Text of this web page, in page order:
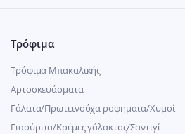
Τρόφιμα
Τρόφιμα Μπακαλικής
Αρτοσκευάσματα
Γάλατα/Πρωτεινούχα ροφηματα/Χυμοί
Γιαούρτια/Κρέμες γάλακτος/Σαντιγί